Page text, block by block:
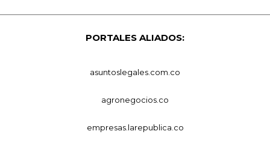
PORTALES ALIADOS:
asuntoslegales.com.co
agronegocios.co
empresas.larepublica.co